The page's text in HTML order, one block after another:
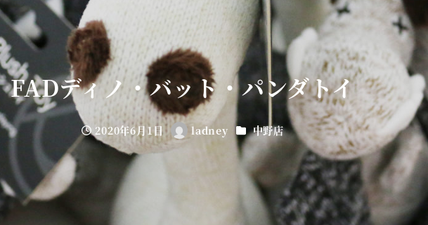
FADディノ・バット・パンダトイ
投稿日
2020年6月1日
著
ladney カテゴリー
中野店